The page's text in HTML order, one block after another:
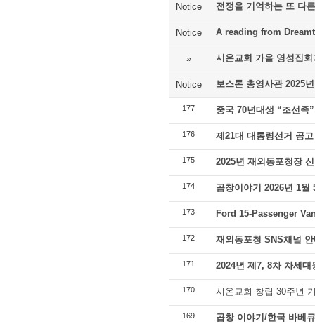
Notice 전쟁을 기억하는 또 다
Notice A reading from
» 시온교회 가을 영성집
Notice 보스톤 총영사관 2025
177 중국 70년대생 “조선족
176 제21대 대통령선거 공고
175 2025년 재외동포청장
174 곱창이야기 2026년 1월
173 Ford 15-Passenger
172 재외동포청 SNS채널 안
171 2024년 제7, 8차 차세
170 시온교회 창립 30주년
169 곱창 이야기/한국 바베